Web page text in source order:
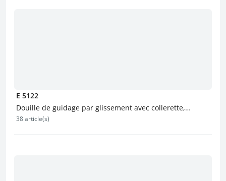
E 5122
Douille de guidage par glissement avec collerette,
autolubrifiante
38 article(s)